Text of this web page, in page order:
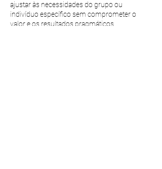
ajustar às necessidades do grupo ou
indivíduo específico sem comprometer o
valor e os resultados pragmáticos.